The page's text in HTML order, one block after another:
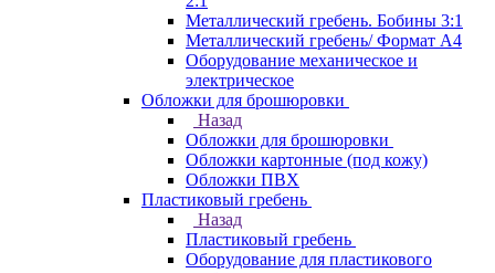
Металлический гребень. Бобины 3:1
Металлический гребень/ Формат А4
Оборудование механическое и
электрическое
Обложки для брошюровки
Назад
Обложки для брошюровки
Обложки картонные (под кожу)
Обложки ПВХ
Пластиковый гребень
Назад
Пластиковый гребень
Оборудование для пластикового